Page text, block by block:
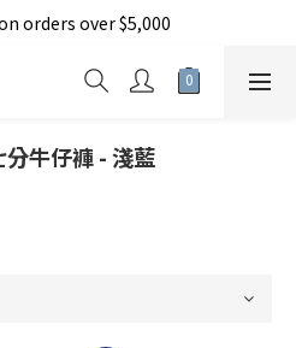
員現折150元
orders over $5,000
員現折150元
牛仔褲 - 淺藍